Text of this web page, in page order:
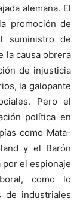
alemana. El
promoción de
suministro de
la causa obrera
de injusticia
la galopante
Pero el
política en
como Mata-
y el Barón
el espionaje
como lo
de industriales